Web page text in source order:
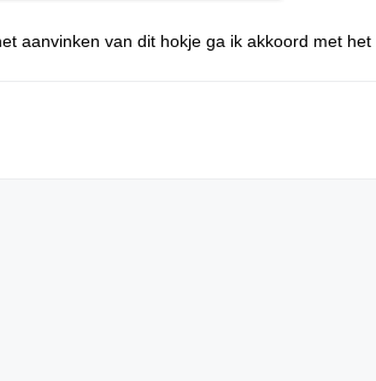
aanvinken van dit hokje ga ik akkoord met het